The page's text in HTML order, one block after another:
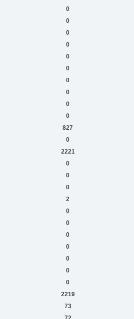
0
0
0
0
0
0
0
0
0
0
827
0
2221
0
0
0
2
0
0
0
0
0
0
0
2219
73